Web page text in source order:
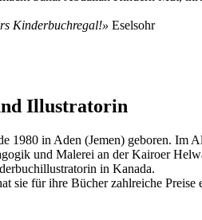
Kinderbuchregal!» Eselsohr
Illustratorin
1980 in Aden (Jemen) geboren. Im
und Malerei an der Kairoer
in Kanada.
sie für ihre Bücher zahlreiche